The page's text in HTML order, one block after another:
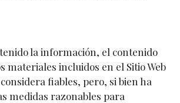
la información, el contenido
materiales incluidos en el Sitio Web
fiables, pero, si bien ha
medidas razonables para